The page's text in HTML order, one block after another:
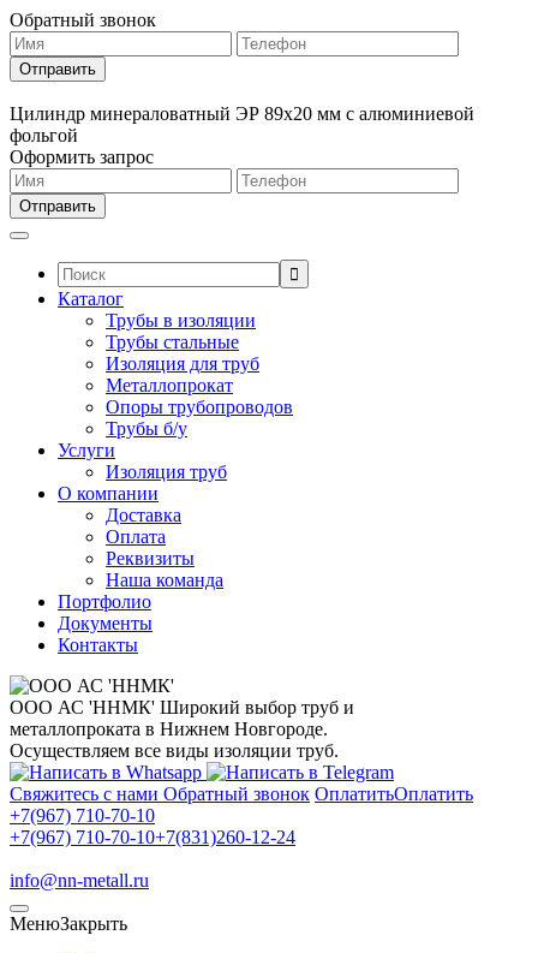
Обратный звонок
Цилиндр минераловатный ЭР 89х20 мм с алюминиевой
фольгой
Оформить запрос
Поиск:
Каталог
Трубы в изоляции
Трубы стальные
Изоляция для труб
Металлопрокат
Опоры трубопроводов
Трубы б/у
Услуги
Изоляция труб
О компании
Доставка
Оплата
Реквизиты
Наша команда
Портфолио
Документы
Контакты
ООО АС 'ННМК' Широкий выбор труб и
металлопроката в Нижнем Новгороде.
Осуществляем все виды изоляции труб.
Свяжитесь с нами Обратный звонок ОплатитьОплатить
+7(967) 710-70-10
+7(967) 710-70-10+7(831)260-12-24
info@nn-metall.ru
МенюЗакрыть